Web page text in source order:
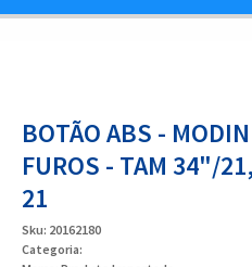
BOTÃO ABS -
FUROS - TAM 34"/
21
Sku: 20162180
Categoria: